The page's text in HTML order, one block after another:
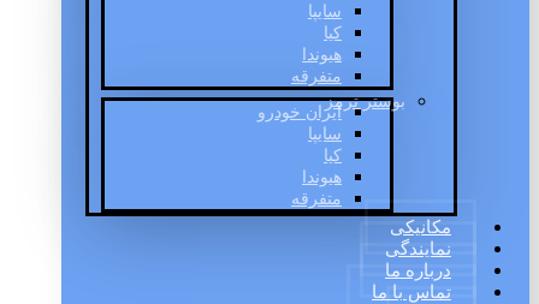
سایپا
کیا
هیوندا
متفرقه
بوستر ترمز
ایران خودرو
سایپا
کیا
هیوندا
متفرقه
مکانیکی
نمایندگی
درباره ما
تماس با ما